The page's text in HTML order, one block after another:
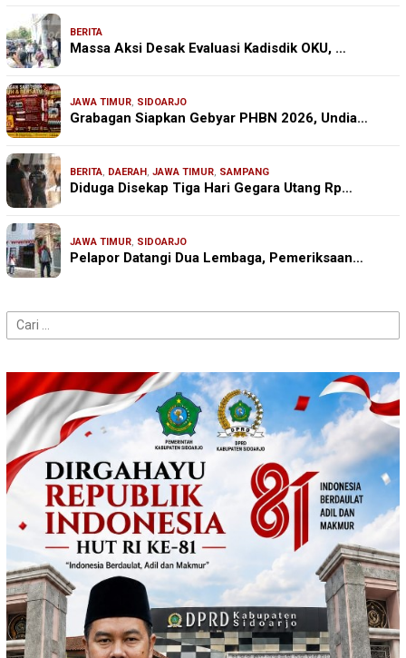
BERITA
Massa Aksi Desak Evaluasi Kadisdik OKU, …
JAWA TIMUR, SIDOARJO
Grabagan Siapkan Gebyar PHBN 2026, Undia…
BERITA, DAERAH , JAWA TIMUR, SAMPANG
Diduga Disekap Tiga Hari Gegara Utang Rp…
JAWA TIMUR, SIDOARJO
Pelapor Datangi Dua Lembaga, Pemeriksaan…
Cari
untuk: